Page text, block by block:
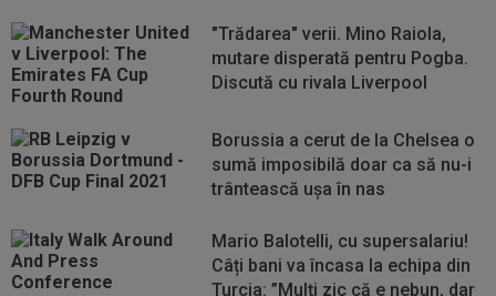
"Trădarea" verii. Mino Raiola,
mutare disperată pentru Pogba.
Discută cu rivala Liverpool
Borussia a cerut de la Chelsea o
sumă imposibilă doar ca să nu-i
trântească uşa în nas
Mario Balotelli, cu supersalariu!
Câți bani va încasa la echipa din
Turcia: ”Mulți zic că e nebun, dar